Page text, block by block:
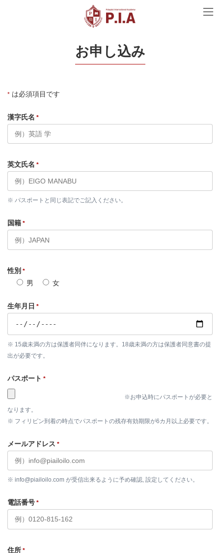
お申し込み
* は必須項目です
漢字氏名 *
英文氏名 *
※ パスポートと同じ表記でご記入ください。
国籍 *
性別 *
男 女
生年月日 *
※ 15歳未満の方は保護者同伴になります。18歳未満の方は保護者同意書の提
出が必要です。
パスポート *
※お申込時にパスポートが必要と
なります。
※ フィリピン到着の時点でパスポートの残存有効期限が6カ月以上必要です。
メールアドレス *
※ info@piailoilo.com が受信出来るように予め確認, 設定してください。
電話番号 *
住所 *